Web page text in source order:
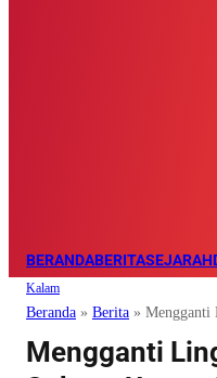
BERANDABERITASEJARAH
Kalam
Beranda » Berita » Mengganti
Mengganti